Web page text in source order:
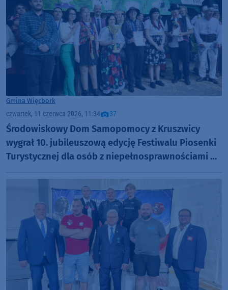
Gmina Więcbork
czwartek, 11 czerwca 2026, 11:34 37
Środowiskowy Dom Samopomocy z Kruszwicy
wygrał 10. jubileuszową edycję Festiwalu Piosenki
Turystycznej dla osób z niepełnosprawnościami w